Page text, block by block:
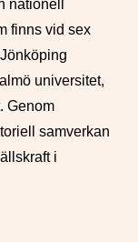
nationell
finns vid sex
universitet,
Genom
samverkan
i